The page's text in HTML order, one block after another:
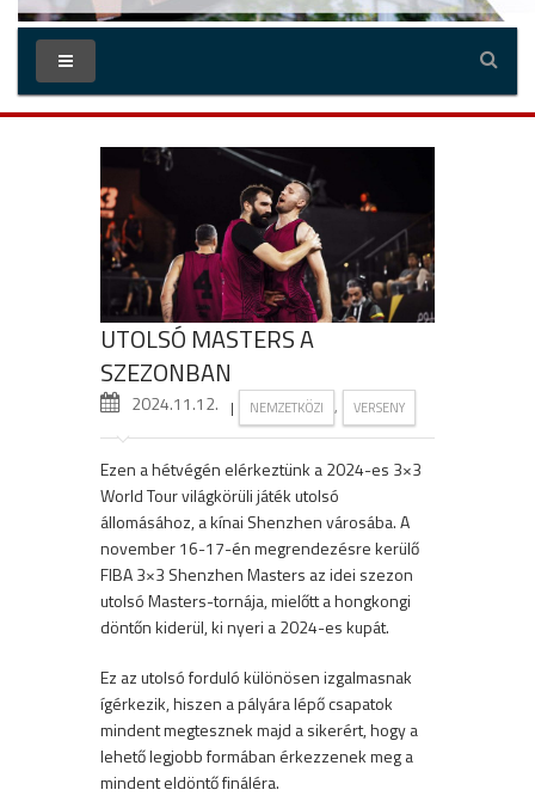
UTOLSÓ MASTERS A
SZEZONBAN
2024.11.12. | NEMZETKÖZI , VERSENY
Ezen a hétvégén elérkeztünk a 2024-es 3×3
World Tour világkörüli játék utolsó
állomásához, a kínai Shenzhen városába. A
november 16-17-én megrendezésre kerülő
FIBA 3×3 Shenzhen Masters az idei szezon
utolsó Masters-tornája, mielőtt a hongkongi
döntőn kiderül, ki nyeri a 2024-es kupát.
Ez az utolsó forduló különösen izgalmasnak
ígérkezik, hiszen a pályára lépő csapatok
mindent megtesznek majd a sikerért, hogy a
lehető legjobb formában érkezzenek meg a
mindent eldöntő fináléra.